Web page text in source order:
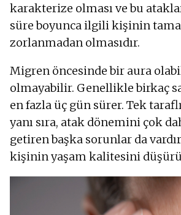
karakterize olması ve bu
süre boyunca ilgili kişinin
zorlanmadan olmasıdır.
Migren öncesinde bir aura
olmayabilir. Genellikle birkaç
en fazla üç gün sürer. Tek taraflı
yanı sıra, atak dönemini çok
getiren başka sorunlar da
kişinin yaşam kalitesini